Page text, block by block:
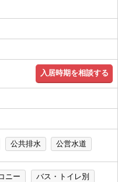
入居時期を相談する
公共排水 公営水道
ニー バス・トイレ別